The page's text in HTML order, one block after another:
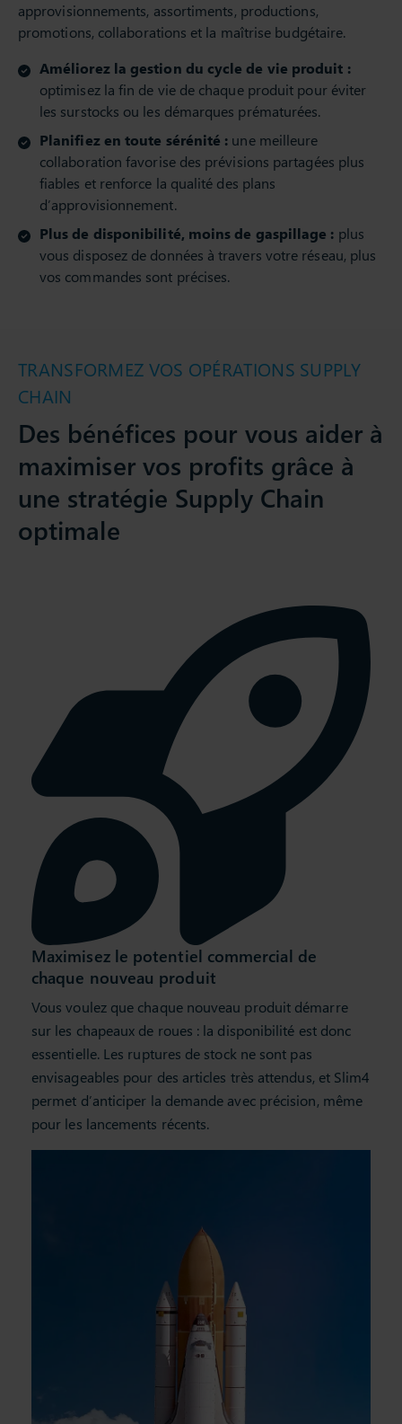
approvisionnements, assortiments, productions,
promotions, collaborations et la maîtrise budgétaire.
Améliorez la gestion du cycle de vie produit :
optimisez la fin de vie de chaque produit pour éviter
les surstocks ou les démarques prématurées.
Planifiez en toute sérénité : une meilleure
collaboration favorise des prévisions partagées plus
fiables et renforce la qualité des plans
d’approvisionnement.
Plus de disponibilité, moins de gaspillage : plus
vous disposez de données à travers votre réseau, plus
vos commandes sont précises.
TRANSFORMEZ VOS OPÉRATIONS SUPPLY
CHAIN
Des bénéfices pour vous aider à
maximiser vos profits grâce à
une stratégie Supply Chain
optimale
Maximisez le potentiel commercial de
chaque nouveau produit
Vous voulez que chaque nouveau produit démarre
sur les chapeaux de roues : la disponibilité est donc
essentielle. Les ruptures de stock ne sont pas
envisageables pour des articles très attendus, et Slim4
permet d’anticiper la demande avec précision, même
pour les lancements récents.